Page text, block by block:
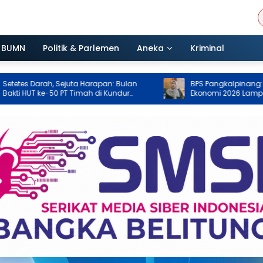
BUMN Politik & Parlemen Aneka Kriminal
Sejuta Harapan: Bulan
PT Timah di Kundur
Kantong Darah
BPS Pangkalpinang: Pendataan
Ekonomi 2026 Lampaui Target,
Tembus 85 Persen